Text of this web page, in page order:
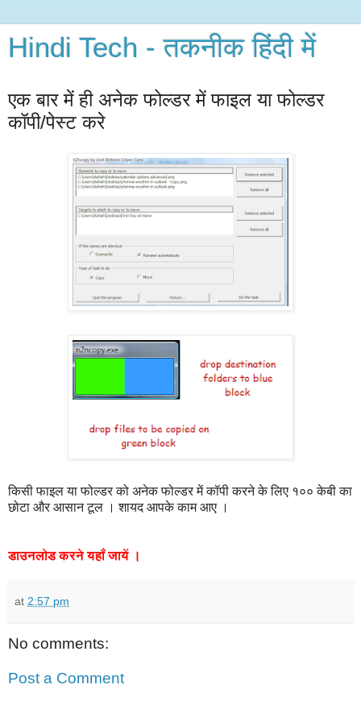
Hindi Tech - तकनीक हिंदी में
एक बार में ही अनेक फोल्डर में फाइल या फोल्डर
कॉपी/पेस्ट करे
किसी फाइल या फोल्डर को अनेक फोल्डर में कॉपी करने के लिए १०० केबी का
छोटा और आसान टूल । शायद आपके काम आए ।
डाउनलोड करने यहाँ जायें ।
at 2:57 pm
No comments:
Post a Comment